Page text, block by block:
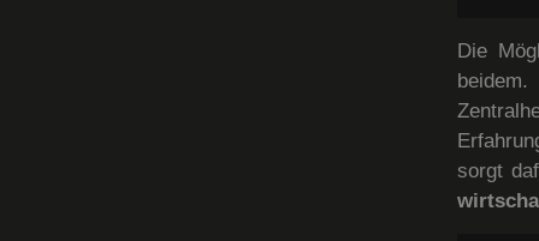
Die
sorgt